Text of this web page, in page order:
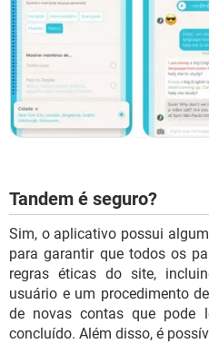
Tandem é seguro?
Sim, o aplicativo possui
para garantir que todos os
regras éticas do site,
usuário e um procedimento
de novas contas que pode
concluído. Além disso, é